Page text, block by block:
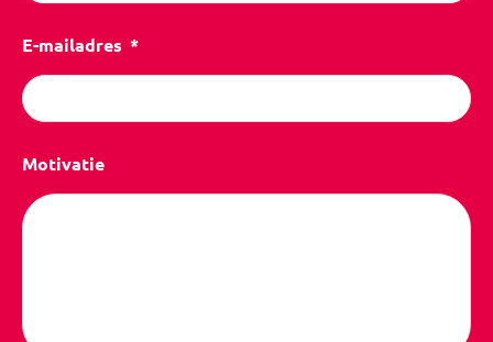
E-mailadres
Motivatie